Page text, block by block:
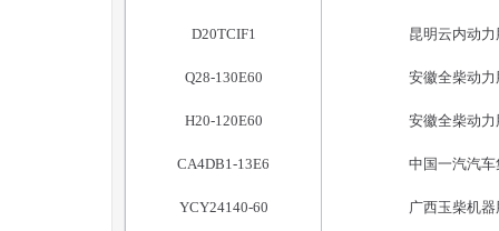
D20TCIF1
Q28-130E60
H20-120E60
CA4DB1-13E6
YCY24140-60
昆明云内动
安徽全柴动
安徽全柴动
中国一汽汽
广西玉柴机